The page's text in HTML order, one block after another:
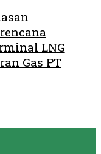
LNG
Gas PT